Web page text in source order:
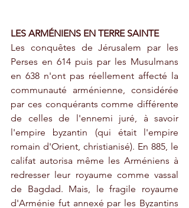
LES ARMÉNIENS EN TERRE SAINTE
Les conquêtes de Jérusalem par les
Perses en 614 puis par les Musulmans
en 638 n'ont pas réellement affecté la
communauté arménienne, considérée
par ces conquérants comme différente
de celles de l'ennemi juré, à savoir
l'empire byzantin (qui était l'empire
romain d'Orient, christianisé). En 885, le
califat autorisa même les Arméniens à
redresser leur royaume comme vassal
de Bagdad. Mais, le fragile royaume
d'Arménie fut annexé par les Byzantins